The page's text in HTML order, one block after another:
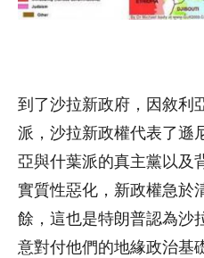
到了沙拉新政府，因敘利
派，沙拉新政權代表了遜
亞與什葉派的真主黨以及
實質性惡化，新政權急於
餘，這也是特朗普認為沙
意對付他們的地緣政治基